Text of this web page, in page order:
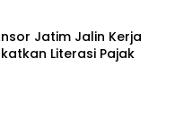
Jatim Jalin Kerja
Literasi Pajak